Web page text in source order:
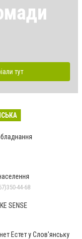
тут
44-68
SENSE
Естет у Слов'янську